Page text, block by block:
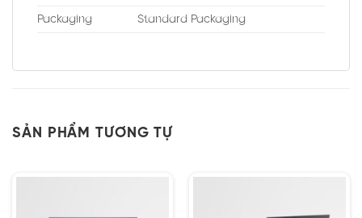
Packaging Standard Packaging
SẢN PHẨM TƯƠNG TỰ